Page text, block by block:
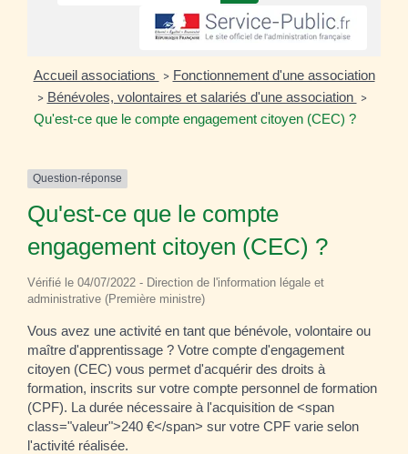
Accueil associations > Fonctionnement d'une association
> Bénévoles, volontaires et salariés d'une association >
Qu'est-ce que le compte engagement citoyen (CEC) ?
Question-réponse
Qu'est-ce que le compte
engagement citoyen (CEC) ?
Vérifié le 04/07/2022 - Direction de l'information légale et
administrative (Première ministre)
Vous avez une activité en tant que bénévole, volontaire ou
maître d'apprentissage ? Votre compte d'engagement
citoyen (CEC) vous permet d'acquérir des droits à
formation, inscrits sur votre compte personnel de formation
(CPF). La durée nécessaire à l'acquisition de <span
class="valeur">240 €</span> sur votre CPF varie selon
l'activité réalisée.